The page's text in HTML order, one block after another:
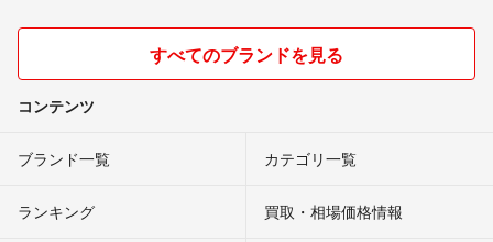
すべてのブランドを見る
コンテンツ
ブランド一覧 カテゴリ一覧
ランキング 買取・相場価格情報